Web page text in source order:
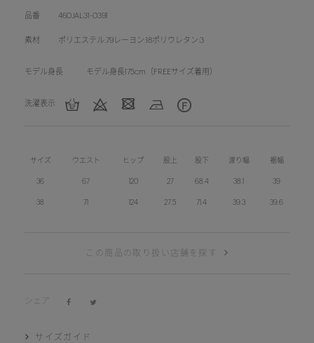
品番 460JAL31-0391
素材 ポリエステル:79レーヨン:18ポリウレタン:3
モデル身長 モデル身長175cm（FREEサイズ着用）
洗濯表示
サイズ ウエスト ヒップ 股上 股下 渡り幅 裾幅
36 67 120 27 68.4 38.1 39
38 71 124 27.5 71.4 39.3 39.6
この商品の取り扱い店舗を探す
シェア
サイズガイド